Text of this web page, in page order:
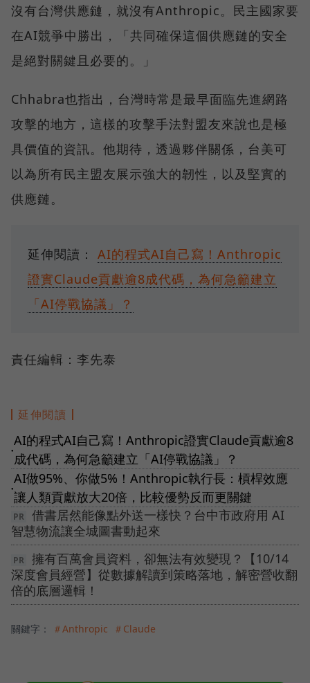
沒有台灣供應鏈，就沒有Anthropic。民主國家要
在AI競爭中勝出，「共同確保這個供應鏈的安全
是絕對關鍵且必要的。」
Chhabra也指出，台灣時常是最早面臨先進網路
攻擊的地方，這樣的攻擊手法對盟友來說也是極
具價值的資訊。他期待，透過夥伴關係，台美可
以為所有民主盟友展示強大的韌性，以及堅實的
供應鏈。
延伸閱讀： AI的程式AI自己寫！Anthropic
證實Claude貢獻逾8成代碼，為何急籲建立
「AI停戰協議」？
責任編輯：李先泰
延伸閱讀
●
AI的程式AI自己寫！Anthropic證實Claude貢獻逾8
成代碼，為何急籲建立「AI停戰協議」？
●
AI做95%、你做5%！Anthropic執行長：槓桿效應
讓人類貢獻放大20倍，比較優勢反而更關鍵
借書居然能像點外送一樣快？台中市政府用 AI
智慧物流讓全城圖書動起來
擁有百萬會員資料，卻無法有效變現？【10/14
深度會員經營】從數據解讀到策略落地，解密營收翻
倍的底層邏輯！
關鍵字： ＃Anthropic ＃Claude